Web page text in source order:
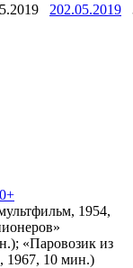
202.05.2019
1954,
«Паровозик из
1967, 10 мин.)